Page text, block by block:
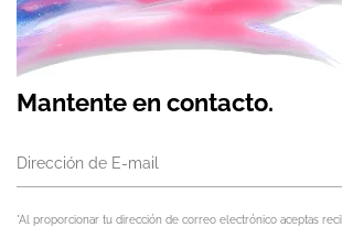
Mantente en contacto.
Dirección de E-mail
*Al proporcionar tu dirección de correo electrónico aceptas